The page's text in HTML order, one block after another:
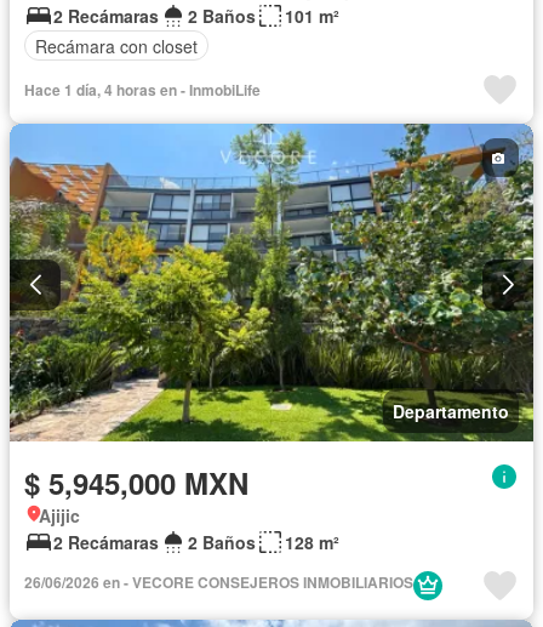
2 Recámaras
2 Baños
101 m²
Recámara con closet
Hace 1 día, 4 horas en - InmobiLife
Departamento
$ 5,945,000 MXN
Ajijic
2 Recámaras
2 Baños 128 m²
26/06/2026 en - VECORE CONSEJEROS INMOBILIARIOS